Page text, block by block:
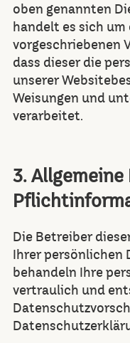
oben genannten
handelt es sich
vorgeschriebenen
dass dieser die
unserer
Weisungen und
verarbeitet.
3.
Die Betreiber
Ihrer persönlichen
behandeln Ihre
vertraulich und